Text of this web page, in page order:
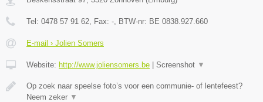
Tel: 0478 57 91 62 , Fax: - , BTW-nr: BE 0838.927.660
E-mail › Jolien Somers
Website: http://www.joliensomers.be Screenshot ▼
Op zoek naar speelse foto’s voor een communie- of lentefeest?
Neem zeker ▼